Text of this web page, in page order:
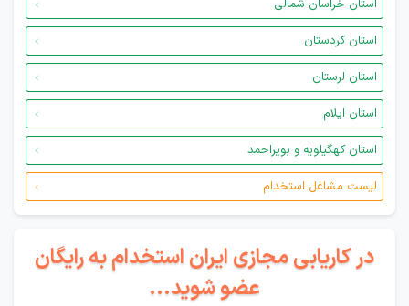
استان خراسان شمالی
استان کردستان
استان لرستان
استان ایلام
استان کهگیلویه و بویراحمد
لیست مشاغل استخدام
در کاریابی مجازی ایران استخدام به رایگان
عضو شوید...